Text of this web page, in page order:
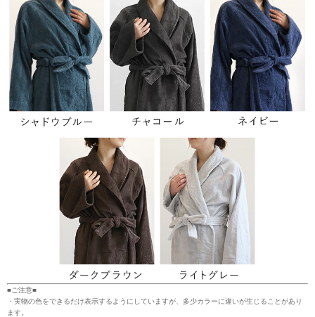
■ご注意■
・実物の色をできるだけ表示するようにしていますが、多少カラーに違いが生じることがあり
ます。